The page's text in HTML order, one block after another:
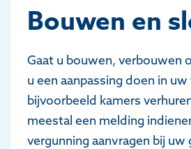
Bouwen en
Gaat u bouwen, verbouwen
u een aanpassing doen in
bijvoorbeeld kamers
meestal een melding
vergunning aanvragen bij uw